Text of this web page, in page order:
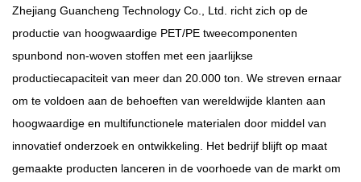
Zhejiang Guancheng Technology Co., Ltd. richt zich op de
productie van hoogwaardige PET/PE tweecomponenten
spunbond non-woven stoffen met een jaarlijkse
productiecapaciteit van meer dan 20.000 ton. We streven ernaar
om te voldoen aan de behoeften van wereldwijde klanten aan
hoogwaardige en multifunctionele materialen door middel van
innovatief onderzoek en ontwikkeling. Het bedrijf blijft op maat
gemaakte producten lanceren in de voorhoede van de markt om